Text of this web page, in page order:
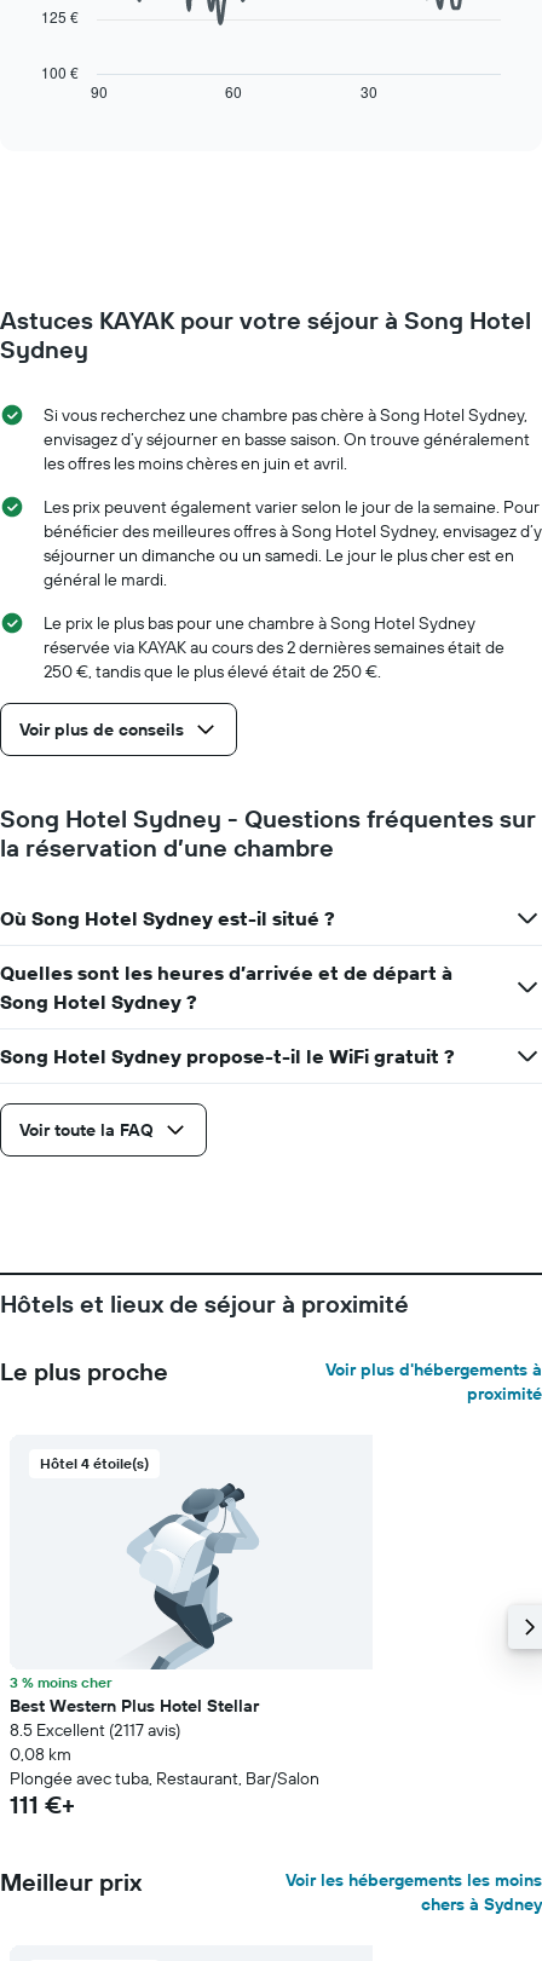
indiquent
de
le
prix
moyen
chambre
Le
ci-
dessous
la
date
Sur
le
graphique,
axe
indiquent
le
nombre
de
jours
avant
séjour
Sur
le
axe
Y
prix
moyen
d'une
chambre
90 60 30
100 €
125 €
Astuces KAYAK pour votre séjour à Song Hotel
Sydney
Si vous recherchez une chambre pas chère à Song Hotel Sydney,
envisagez d’y séjourner en basse saison. On trouve généralement
les offres les moins chères en juin et avril.
Les prix peuvent également varier selon le jour de la semaine. Pour
bénéficier des meilleures offres à Song Hotel Sydney, envisagez d’y
séjourner un dimanche ou un samedi. Le jour le plus cher est en
général le mardi.
Le prix le plus bas pour une chambre à Song Hotel Sydney
réservée via KAYAK au cours des 2 dernières semaines était de
250 €, tandis que le plus élevé était de 250 €.
Voir plus de conseils
Song Hotel Sydney - Questions fréquentes sur
la réservation d’une chambre
Où Song Hotel Sydney est-il situé ?
Quelles sont les heures d’arrivée et de départ à
Song Hotel Sydney ?
Song Hotel Sydney propose-t-il le WiFi gratuit ?
Voir toute la FAQ
Hôtels et lieux de séjour à proximité
Le plus proche
Voir plus d'hébergements à
proximité
Hôtel 4 étoile(s)
3 % moins cher
Best Western Plus Hotel Stellar
8.5 Excellent (2 117 avis)
0,08 km
Plongée avec tuba, Restaurant, Bar/Salon
111 €+
Meilleur prix
Voir les hébergements les moins
chers à Sydney